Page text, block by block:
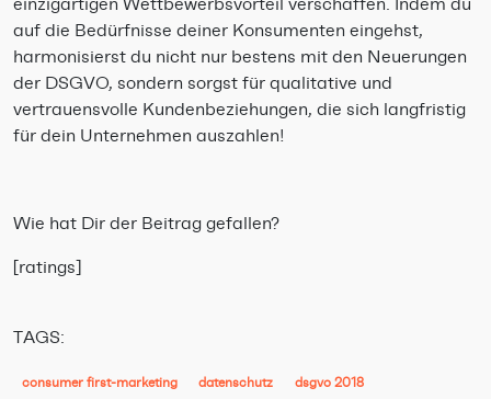
auf die Bedürfnisse deiner Konsumenten eingehst,
harmonisierst du nicht nur bestens mit den Neuerungen
der DSGVO, sondern sorgst für qualitative und
vertrauensvolle Kundenbeziehungen, die sich langfristig
für dein Unternehmen auszahlen!
Wie hat Dir der Beitrag gefallen?
[ratings]
TAGS:
consumer first-marketing datenschutz dsgvo 2018